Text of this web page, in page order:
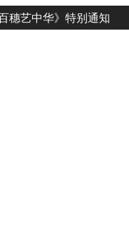
穗艺中华》特别通知